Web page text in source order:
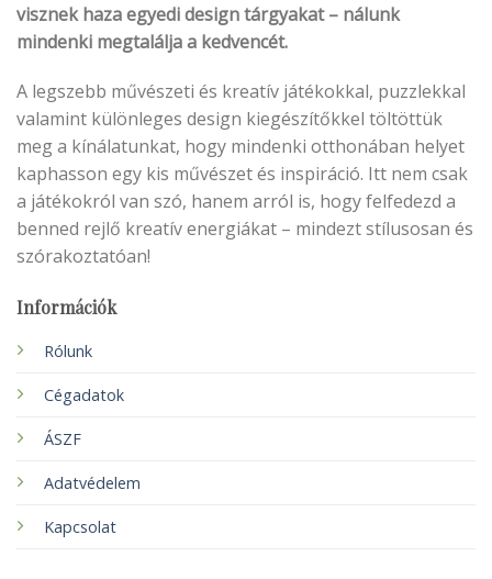
visznek haza egyedi design tárgyakat – nálunk
mindenki megtalálja a kedvencét.
A legszebb művészeti és kreatív játékokkal, puzzlekkal
valamint különleges design kiegészítőkkel töltöttük
meg a kínálatunkat, hogy mindenki otthonában helyet
kaphasson egy kis művészet és inspiráció. Itt nem csak
a játékokról van szó, hanem arról is, hogy felfedezd a
benned rejlő kreatív energiákat – mindezt stílusosan és
szórakoztatóan!
Információk
Rólunk
Cégadatok
ÁSZF
Adatvédelem
Kapcsolat